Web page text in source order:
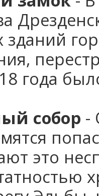
зданий
года
собор -
это